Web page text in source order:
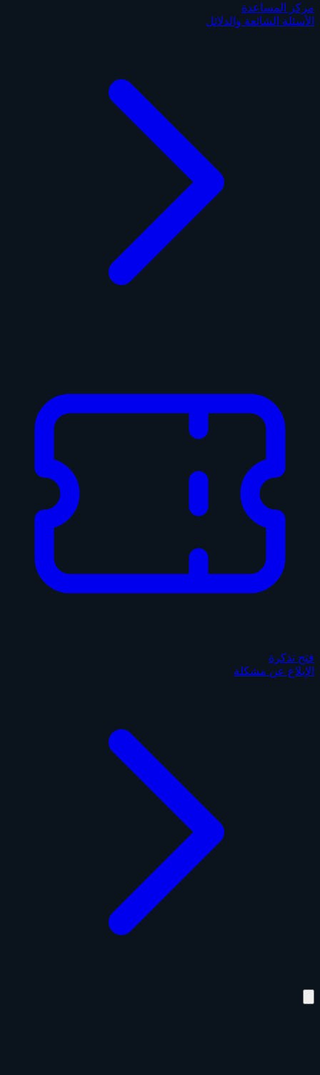
مركز المساعدة
الأسئلة الشائعة والدلائل
فتح تذكرة
الإبلاغ عن مشكلة